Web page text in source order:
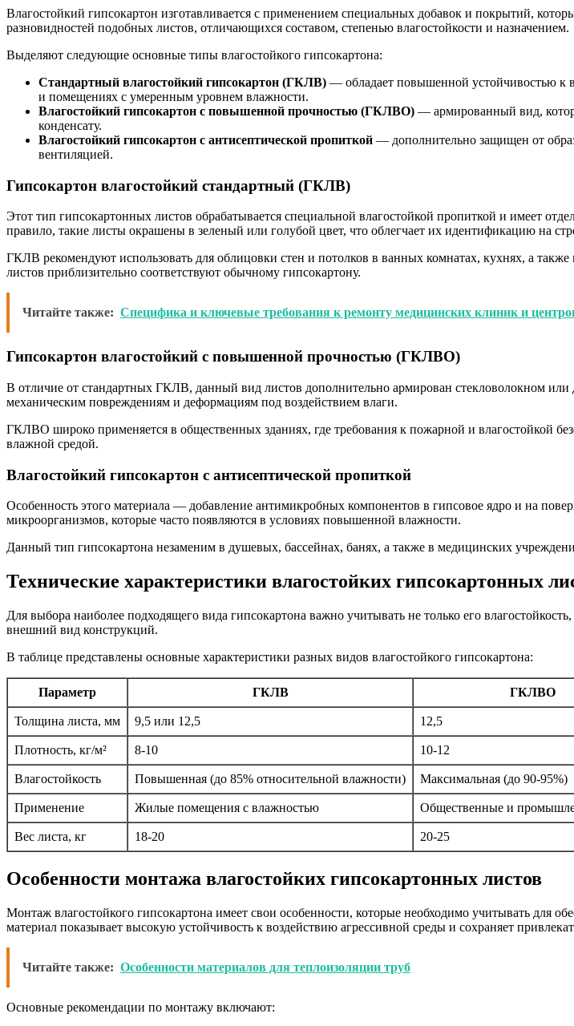
Влагостойкий гипсокартон изготавливается с применением специальных добавок и покрытий,
разновидностей подобных листов, отличающихся составом, степенью влагостойкости и назначением.
Выделяют следующие основные типы влагостойкого гипсокартона:
Стандартный влагостойкий гипсокартон (ГКЛВ) — обладает повышенной устойчивостью к
и помещениях с умеренным уровнем влажности.
Влагостойкий гипсокартон с повышенной прочностью (ГКЛВО) — армированный вид,
конденсату.
Влагостойкий гипсокартон с антисептической пропиткой — дополнительно защищен от
вентиляцией.
Гипсокартон влагостойкий стандартный (ГКЛВ)
Этот тип гипсокартонных листов обрабатывается специальной влагостойкой пропиткой и имеет
правило, такие листы окрашены в зеленый или голубой цвет, что облегчает их идентификацию на
ГКЛВ рекомендуют использовать для облицовки стен и потолков в ванных комнатах, кухнях, а
листов приблизительно соответствуют обычному гипсокартону.
Читайте также: Специфика и ключевые требования к ремонту медицинских клиник и
Гипсокартон влагостойкий с повышенной прочностью (ГКЛВО)
В отличие от стандартных ГКЛВ, данный вид листов дополнительно армирован стекловолокном
механическим повреждениям и деформациям под воздействием влаги.
ГКЛВО широко применяется в общественных зданиях, где требования к пожарной и влагостойкой
влажной средой.
Влагостойкий гипсокартон с антисептической пропиткой
Особенность этого материала — добавление антимикробных компонентов в гипсовое ядро и на
микроорганизмов, которые часто появляются в условиях повышенной влажности.
Данный тип гипсокартона незаменим в душевых, бассейнах, банях, а также в медицинских
Технические характеристики влагостойких гипсокартонных
Для выбора наиболее подходящего вида гипсокартона важно учитывать не только его
внешний вид конструкций.
В таблице представлены основные характеристики разных видов влагостойкого гипсокартона:
Параметр ГКЛВ ГКЛВО
Толщина листа, мм 9,5 или 12,5 12,5
Плотность, кг/м² 8-10 10-12
Влагостойкость Повышенная (до 85% относительной влажности) Максимальная (до 90-95%)
Применение Жилые помещения с влажностью Общественные и
Вес листа, кг 18-20 20-25
Особенности монтажа влагостойких гипсокартонных листов
Монтаж влагостойкого гипсокартона имеет свои особенности, которые необходимо учитывать для
материал показывает высокую устойчивость к воздействию агрессивной среды и сохраняет
Читайте также: Особенности материалов для теплоизоляции труб
Основные рекомендации по монтажу включают: